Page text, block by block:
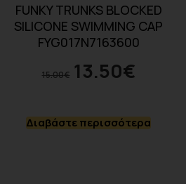
FUNKY TRUNKS BLOCKED
SILICONE SWIMMING CAP
FYG017N7163600
15.00€ 13.50€
Διαβάστε περισσότερα